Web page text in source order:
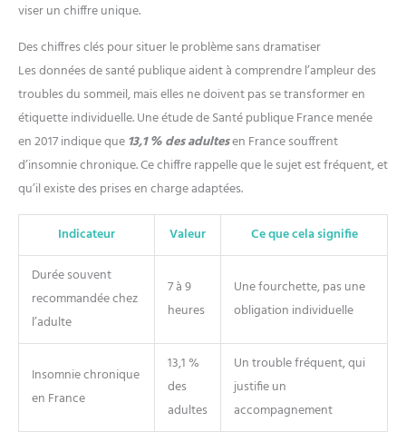
divertissement et
idéal offrant un rapport qualité-
prix imbattable pour ceux qui
veulent une montre reflétant leur
style tout en gardant le contrôle
sur leur contenu multimédia.
[113 Modes Sportifs &
Atteignez vos objectifs avec
modes (course, cyclisme, yoga,
fitness). Via le GPS de votre
smartphone, tracez vos
temps réel vos pas, distance et
Google Fit pour un suivi
centralisé de vos performances.
C'est l'outil idéal pour analyser
chaque session via l'application
efforts en graphiques clairs. Que
vous soyez athlète ou amateur,
cette montre intelligente booste
votre motivation pour une
amélioration constante.
[Santé 24/7 : Capteur Optique
Haute Performance] Priorisez
viser un chiffre unique.
Des chiffres clés pour situer le problème sans dramatiser
Les données de santé publique aident à comprendre l’ampleur des
troubles du sommeil, mais elles ne doivent pas se transformer en
étiquette individuelle. Une étude de Santé publique France menée
en 2017 indique que13,1 % des adultesen France souffrent
d’insomnie chronique. Ce chiffre rappelle que le sujet est fréquent, et
qu’il existe des prises en charge adaptées.
Indicateur Valeur
Ce que cela signifie
Durée souvent
recommandée chez
l’adulte
7 à 9
heures
Une fourchette, pas une
obligation individuelle
Insomnie chronique
en France
13,1 %
des
adultes
Un trouble fréquent, qui
justifie un
accompagnement